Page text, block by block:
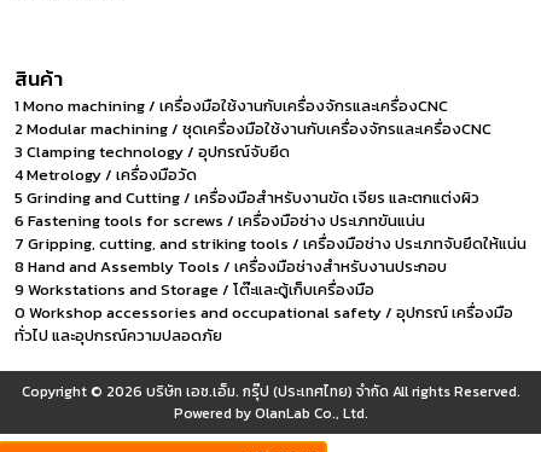
สินค้า
1 Mono machining / เครื่องมือใช้งานกับเครื่องจักรและเครื่องCNC
2 Modular machining / ชุดเครื่องมือใช้งานกับเครื่องจักรและเครื่องCNC
3 Clamping technology / อุปกรณ์จับยึด
4 Metrology / เครื่องมือวัด
5 Grinding and Cutting / เครื่องมือสำหรับงานขัด เจียร และตกแต่งผิว
6 Fastening tools for screws / เครื่องมือช่าง ประเภทขันแน่น
7 Gripping, cutting, and striking tools / เครื่องมือช่าง ประเภทจับยึดให้แน่น
8 Hand and Assembly Tools / เครื่องมือช่างสำหรับงานประกอบ
9 Workstations and Storage / โต๊ะและตู้เก็บเครื่องมือ
0 Workshop accessories and occupational safety / อุปกรณ์ เครื่องมือ
ทั่วไป และอุปกรณ์ความปลอดภัย
Copyright © 2026 บริษัท เอช.เอ็ม. กรุ๊ป (ประเทศไทย) จำกัด All rights Reserved.
Powered byOlanLab Co., Ltd.